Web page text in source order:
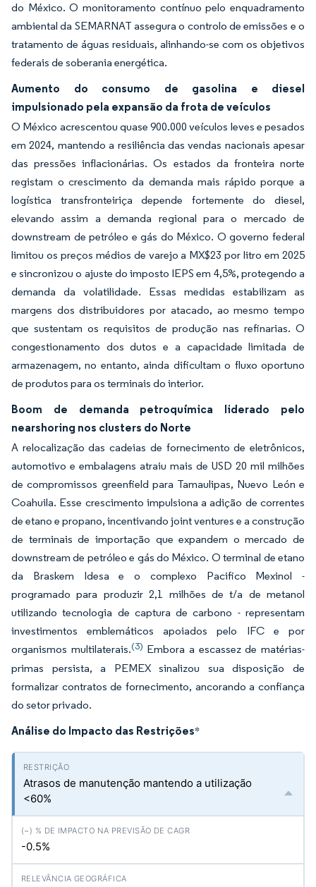
do México. O monitoramento contínuo pelo enquadramento
ambiental da SEMARNAT assegura o controlo de emissões e o
tratamento de águas residuais, alinhando-se com os objetivos
federais de soberania energética.
Aumento do consumo de gasolina e diesel
impulsionado pela expansão da frota de veículos
O México acrescentou quase 900.000 veículos leves e pesados
em 2024, mantendo a resiliência das vendas nacionais apesar
das pressões inflacionárias. Os estados da fronteira norte
registam o crescimento da demanda mais rápido porque a
logística transfronteiriça depende fortemente do diesel,
elevando assim a demanda regional para o mercado de
downstream de petróleo e gás do México. O governo federal
limitou os preços médios de varejo a MX$23 por litro em 2025
e sincronizou o ajuste do imposto IEPS em 4,5%, protegendo a
demanda da volatilidade. Essas medidas estabilizam as
margens dos distribuidores por atacado, ao mesmo tempo
que sustentam os requisitos de produção nas refinarias. O
congestionamento dos dutos e a capacidade limitada de
armazenagem, no entanto, ainda dificultam o fluxo oportuno
de produtos para os terminais do interior.
Boom de demanda petroquímica liderado pelo
nearshoring nos clusters do Norte
A relocalização das cadeias de fornecimento de eletrônicos,
automotivo e embalagens atraiu mais de USD 20 mil milhões
de compromissos greenfield para Tamaulipas, Nuevo León e
Coahuila. Esse crescimento impulsiona a adição de correntes
de etano e propano, incentivando joint ventures e a construção
de terminais de importação que expandem o mercado de
downstream de petróleo e gás do México. O terminal de etano
da Braskem Idesa e o complexo Pacifico Mexinol -
programado para produzir 2,1 milhões de t/a de metanol
utilizando tecnologia de captura de carbono - representam
investimentos emblemáticos apoiados pelo IFC e por
organismos multilaterais.(3) Embora a escassez de matérias-
primas persista, a PEMEX sinalizou sua disposição de
formalizar contratos de fornecimento, ancorando a confiança
do setor privado.
Análise do Impacto das Restrições*
Atrasos de manutenção mantendo a utilização
<60%
-0.5%